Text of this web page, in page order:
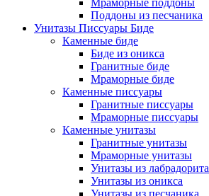
Мраморные поддоны
Поддоны из песчаника
Унитазы Писсуары Биде
Каменные биде
Биде из оникса
Гранитные биде
Мраморные биде
Каменные писсуары
Гранитные писсуары
Мраморные писсуары
Каменные унитазы
Гранитные унитазы
Мраморные унитазы
Унитазы из лабрадорита
Унитазы из оникса
Унитазы из песчаника